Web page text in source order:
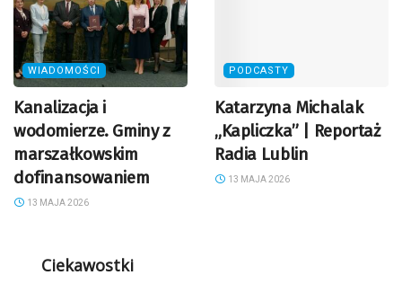
WIADOMOŚCI
Kanalizacja i
wodomierze. Gminy z
marszałkowskim
dofinansowaniem
13 MAJA 2026
PODCASTY
Katarzyna Michalak
„Kapliczka” | Reportaż
Radia Lublin
13 MAJA 2026
Ciekawostki